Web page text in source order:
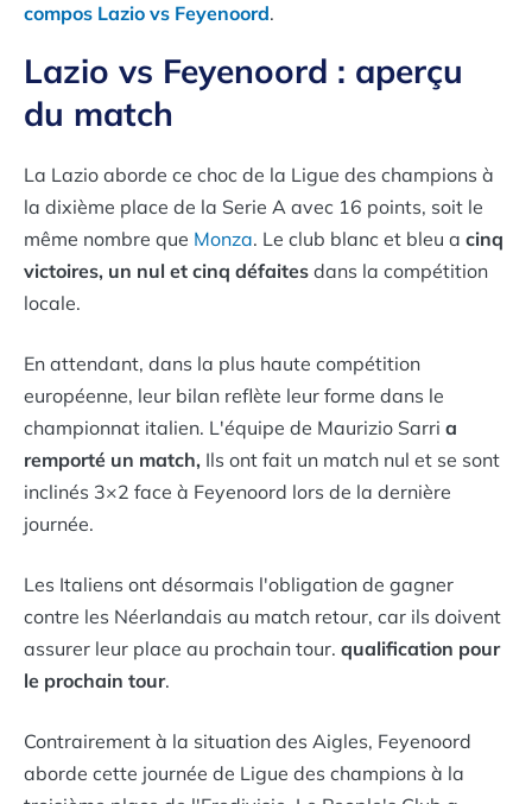
compos Lazio vs Feyenoord.
Lazio vs Feyenoord : aperçu
du match
La Lazio aborde ce choc de la Ligue des champions à
la dixième place de la Serie A avec 16 points, soit le
même nombre que Monza. Le club blanc et bleu a cinq
victoires, un nul et cinq défaites dans la compétition
locale.
En attendant, dans la plus haute compétition
européenne, leur bilan reflète leur forme dans le
championnat italien. L'équipe de Maurizio Sarri a
remporté un match, Ils ont fait un match nul et se sont
inclinés 3×2 face à Feyenoord lors de la dernière
journée.
Les Italiens ont désormais l'obligation de gagner
contre les Néerlandais au match retour, car ils doivent
assurer leur place au prochain tour. qualification pour
le prochain tour.
Contrairement à la situation des Aigles, Feyenoord
aborde cette journée de Ligue des champions à la